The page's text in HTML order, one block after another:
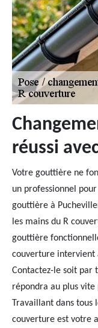
réussi
Votre gouttière ne
un professionnel
gouttière à
les mains du R
gouttière
couverture intervient
Contactez-le soit par
répondra au plus
Travaillant dans tous
couverture est votre